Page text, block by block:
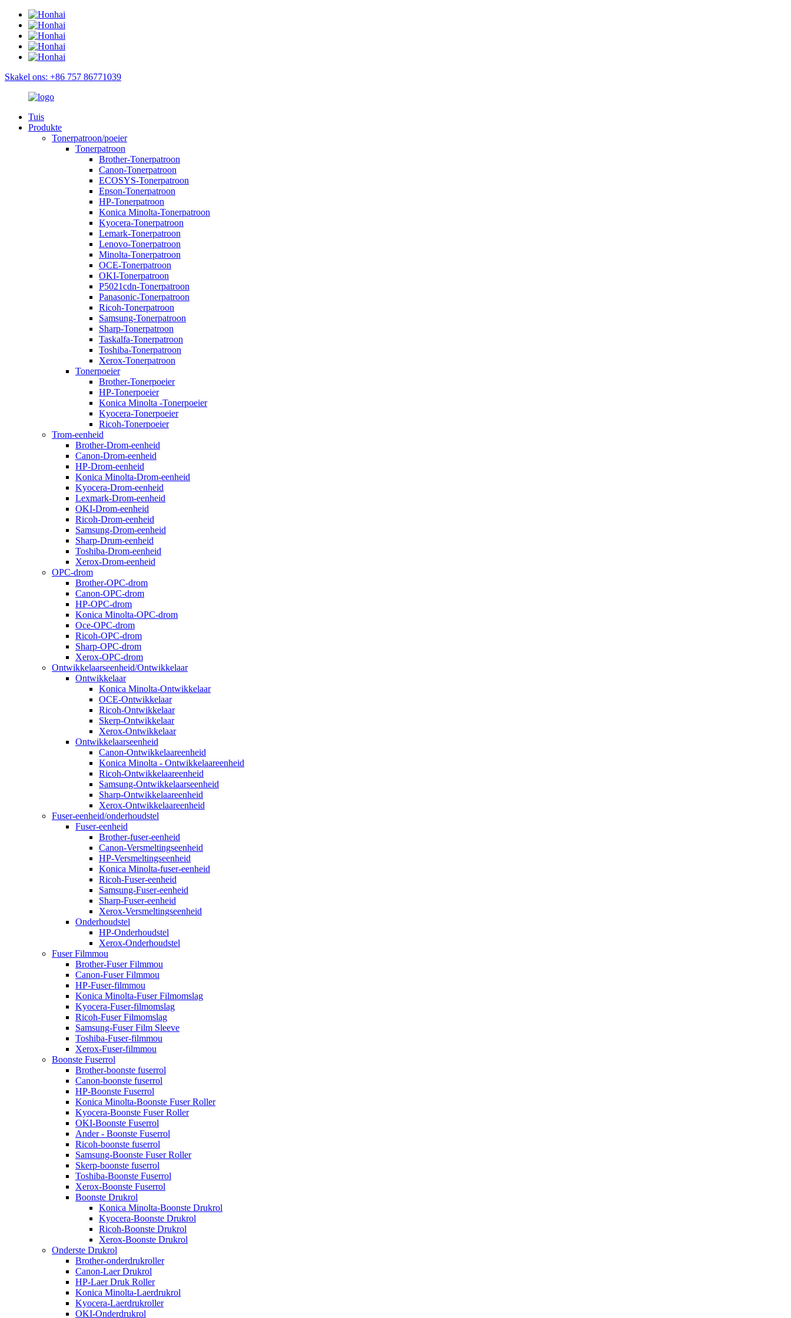
Skakel ons: +86 757 86771039
Tuis
Produkte
Tonerpatroon/poeier
Tonerpatroon
Brother-Tonerpatroon
Canon-Tonerpatroon
ECOSYS-Tonerpatroon
Epson-Tonerpatroon
HP-Tonerpatroon
Konica Minolta-Tonerpatroon
Kyocera-Tonerpatroon
Lemark-Tonerpatroon
Lenovo-Tonerpatroon
Minolta-Tonerpatroon
OCE-Tonerpatroon
OKI-Tonerpatroon
P5021cdn-Tonerpatroon
Panasonic-Tonerpatroon
Ricoh-Tonerpatroon
Samsung-Tonerpatroon
Sharp-Tonerpatroon
Taskalfa-Tonerpatroon
Toshiba-Tonerpatroon
Xerox-Tonerpatroon
Tonerpoeier
Brother-Tonerpoeier
HP-Tonerpoeier
Konica Minolta -Tonerpoeier
Kyocera-Tonerpoeier
Ricoh-Tonerpoeier
Trom-eenheid
Brother-Drom-eenheid
Canon-Drom-eenheid
HP-Drom-eenheid
Konica Minolta-Drom-eenheid
Kyocera-Drom-eenheid
Lexmark-Drom-eenheid
OKI-Drom-eenheid
Ricoh-Drom-eenheid
Samsung-Drom-eenheid
Sharp-Drum-eenheid
Toshiba-Drom-eenheid
Xerox-Drom-eenheid
OPC-drom
Brother-OPC-drom
Canon-OPC-drom
HP-OPC-drom
Konica Minolta-OPC-drom
Oce-OPC-drom
Ricoh-OPC-drom
Sharp-OPC-drom
Xerox-OPC-drom
Ontwikkelaarseenheid/Ontwikkelaar
Ontwikkelaar
Konica Minolta-Ontwikkelaar
OCE-Ontwikkelaar
Ricoh-Ontwikkelaar
Skerp-Ontwikkelaar
Xerox-Ontwikkelaar
Ontwikkelaarseenheid
Canon-Ontwikkelaareenheid
Konica Minolta - Ontwikkelaareenheid
Ricoh-Ontwikkelaareenheid
Samsung-Ontwikkelaarseenheid
Sharp-Ontwikkelaareenheid
Xerox-Ontwikkelaareenheid
Fuser-eenheid/onderhoudstel
Fuser-eenheid
Brother-fuser-eenheid
Canon-Versmeltingseenheid
HP-Versmeltingseenheid
Konica Minolta-fuser-eenheid
Ricoh-Fuser-eenheid
Samsung-Fuser-eenheid
Sharp-Fuser-eenheid
Xerox-Versmeltingseenheid
Onderhoudstel
HP-Onderhoudstel
Xerox-Onderhoudstel
Fuser Filmmou
Brother-Fuser Filmmou
Canon-Fuser Filmmou
HP-Fuser-filmmou
Konica Minolta-Fuser Filmomslag
Kyocera-Fuser-filmomslag
Ricoh-Fuser Filmomslag
Samsung-Fuser Film Sleeve
Toshiba-Fuser-filmmou
Xerox-Fuser-filmmou
Boonste Fuserrol
Brother-boonste fuserrol
Canon-boonste fuserrol
HP-Boonste Fuserrol
Konica Minolta-Boonste Fuser Roller
Kyocera-Boonste Fuser Roller
OKI-Boonste Fuserrol
Ander - Boonste Fuserrol
Ricoh-boonste fuserrol
Samsung-Boonste Fuser Roller
Skerp-boonste fuserrol
Toshiba-Boonste Fuserrol
Xerox-Boonste Fuserrol
Boonste Drukrol
Konica Minolta-Boonste Drukrol
Kyocera-Boonste Drukrol
Ricoh-Boonste Drukrol
Xerox-Boonste Drukrol
Onderste Drukrol
Brother-onderdrukroller
Canon-Laer Drukrol
HP-Laer Druk Roller
Konica Minolta-Laerdrukrol
Kyocera-Laerdrukroller
OKI-Onderdrukrol